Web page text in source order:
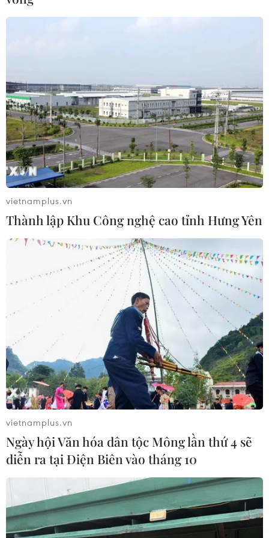
mới là thước đo cho phát triển bền vững.
'Cuộc đua' gia tăng trải nghiệm khách
hàng trong lĩnh vực khách sạn
24/05/2022 08:33
Các chuyên gia nhận định thời gian ngắn tới đây thôi
ngành dịch vụ khách sạn, du lịch Việt Nam sẽ chứng
kiến sự “bùng nổ” của cuộc đua gia tăng trải nghiệm
khách hàng với xu hướng gamification.
vietnamplus.vn
Thành lập Khu Công nghệ cao tỉnh Hưng Yên
vietnamplus.vn
Ngày hội Văn hóa dân tộc Mông lần thứ 4 sẽ
diễn ra tại Điện Biên vào tháng 10